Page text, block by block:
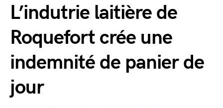
L’indutrie laitière de
Roquefort crée une
indemnité de panier de
jour